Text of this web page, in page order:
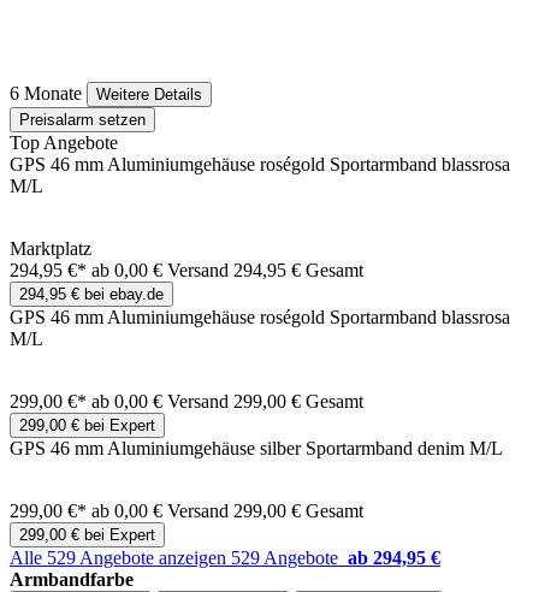
6 Monate
Weitere Details
Preisalarm setzen
Top Angebote
GPS 46 mm Aluminiumgehäuse roségold Sportarmband blassrosa
M/L
Marktplatz
294,95 €* ab 0,00 € Versand 294,95 € Gesamt
294,95 € bei ebay.de
GPS 46 mm Aluminiumgehäuse roségold Sportarmband blassrosa
M/L
299,00 €* ab 0,00 € Versand 299,00 € Gesamt
299,00 € bei Expert
GPS 46 mm Aluminiumgehäuse silber Sportarmband denim M/L
299,00 €* ab 0,00 € Versand 299,00 € Gesamt
299,00 € bei Expert
Alle 529 Angebote anzeigen 529 Angebote ab 294,95 €
Armbandfarbe